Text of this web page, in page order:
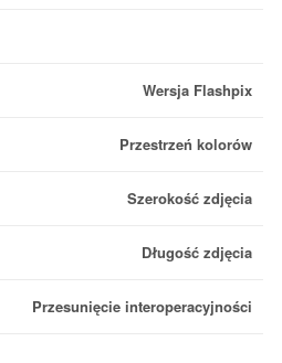
Wersja Flashpix
Przestrzeń kolorów
Szerokość zdjęcia
Długość zdjęcia
Przesunięcie interoperacyjności